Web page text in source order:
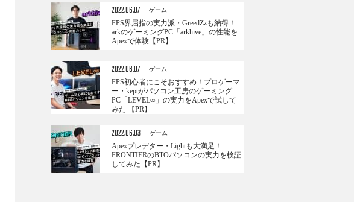
2022.06.07 ゲーム
FPS界屈指の実力派・GreedZzも納得！
arkのゲーミングPC「arkhive」の性能を
Apexで体験【PR】
2022.06.07 ゲーム
FPS初心者にこそおすすめ！プロゲーマ
ー・keptがパソコン工房のゲーミング
PC「LEVEL∞」の実力をApexで試して
みた 【PR】
2022.06.03 ゲーム
Apexプレデター・Lightも大満足！
FRONTIERのBTOパソコンの実力を検証
してみた【PR】